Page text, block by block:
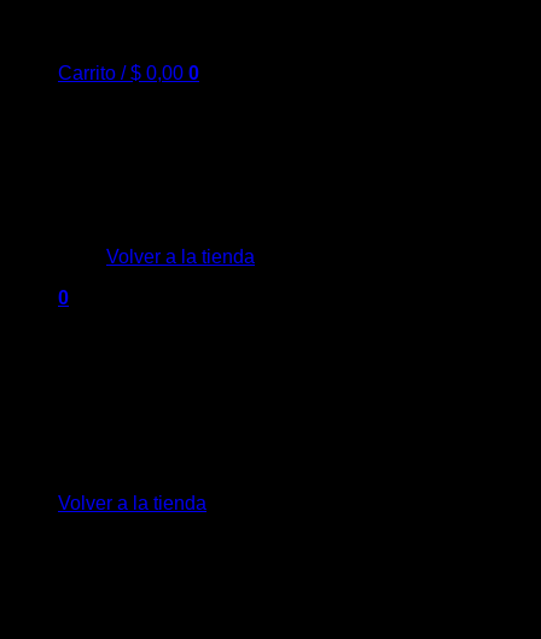
Carrito /$ 0,00 0
Volver a la tienda
0
Volver a la tienda